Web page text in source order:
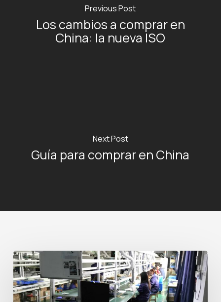
Previous Post
Los cambios a comprar en
China: la nueva ISO
Next Post
Guía para comprar en China
Aranceles
e
Impuestos
al